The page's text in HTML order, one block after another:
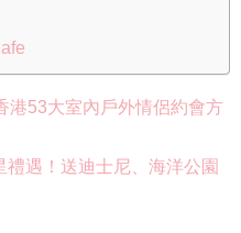
港53大室內戶外情侶約會方
遇！送迪士尼、海洋公園